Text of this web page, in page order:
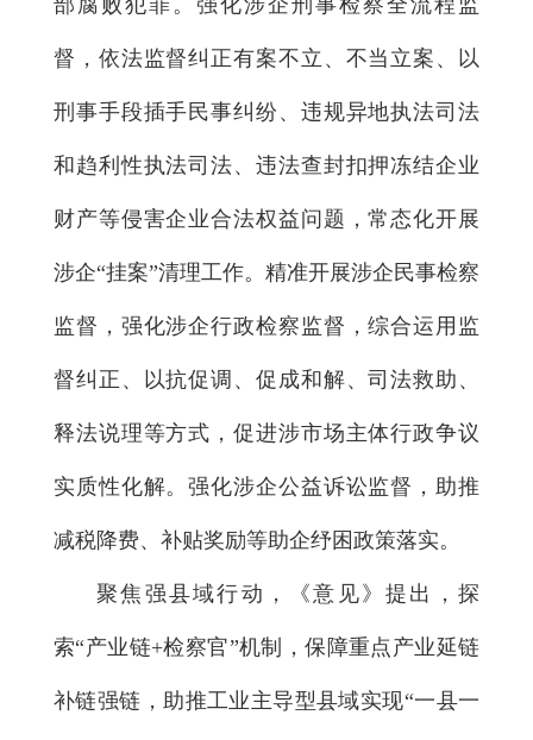
部腐败犯罪。强化涉企刑事检察全流程监
督，依法监督纠正有案不立、不当立案、以
刑事手段插手民事纠纷、违规异地执法司法
和趋利性执法司法、违法查封扣押冻结企业
财产等侵害企业合法权益问题，常态化开展
涉企“挂案”清理工作。精准开展涉企民事检察
监督，强化涉企行政检察监督，综合运用监
督纠正、以抗促调、促成和解、司法救助、
释法说理等方式，促进涉市场主体行政争议
实质性化解。强化涉企公益诉讼监督，助推
减税降费、补贴奖励等助企纾困政策落实。
聚焦强县域行动，《意见》提出，探
索“产业链+检察官”机制，保障重点产业延链
补链强链，助推工业主导型县域实现“一县一